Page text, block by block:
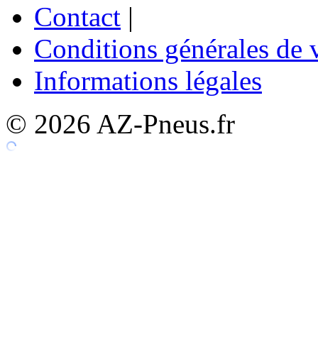
Contact |
Conditions générales de
Informations légales
© 2026 AZ-Pneus.fr